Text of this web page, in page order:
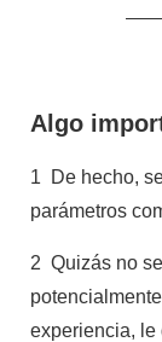
Algo
1
De hecho,
parámetros
2 Quizás no
experiencia, le